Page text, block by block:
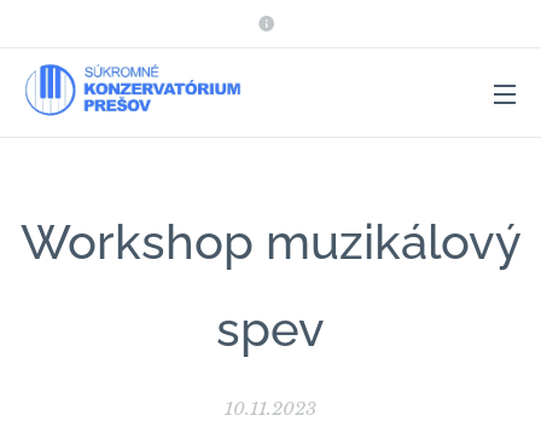
Workshop muzikálový
spev
10.11.2023